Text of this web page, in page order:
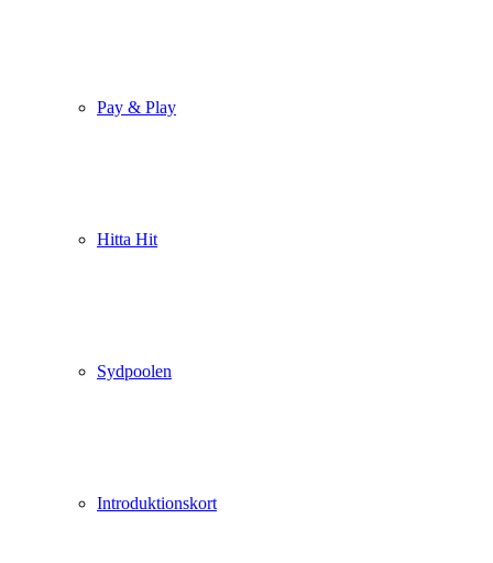
Pay & Play
Hitta Hit
Sydpoolen
Introduktionskort